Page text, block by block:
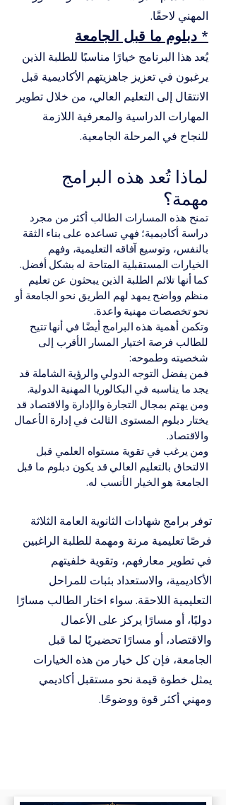
المهني لاحقًا.
* دبلوم ما قبل الجامعة
يُعد هذا البرنامج خيارًا مناسبًا للطلبة الذين
يرغبون في تعزيز جاهزيتهم الأكاديمية قبل
الانتقال إلى التعليم العالي، من خلال تطوير
المهارات الدراسية والمعرفية اللازمة
للنجاح في المرحلة الجامعية.
لماذا تُعد هذه البرامج
مهمة؟
تمنح هذه المسارات الطالب أكثر من مجرد
دراسة أكاديمية؛ فهي تساعده على بناء الثقة
بالنفس، وتوسيع آفاقه التعليمية، وفهم
الخيارات المستقبلية المتاحة له بشكل أفضل.
كما أنها تلائم الطلبة الذين يبحثون عن تعليم
منظم وواضح يمهد لهم الطريق نحو الجامعة أو
نحو تخصصات مهنية واعدة.
وتكمن أهمية هذه البرامج أيضًا في أنها تتيح
للطالب فرصة اختيار المسار الأقرب إلى
شخصيته وطموحه:
فمن يفضل التوجه الدولي والرؤية الشاملة قد
يجد ما يناسبه في البكالوريا المهنية الدولية.
ومن يهتم بمجال التجارة والإدارة والاقتصاد قد
يختار دبلوم المستوى الثالث في إدارة الأعمال
والاقتصاد.
ومن يرغب في تقوية مستواه العلمي قبل
الالتحاق بالتعليم العالي قد يكون دبلوم ما قبل
الجامعة هو الخيار الأنسب له.
توفر برامج شهادات الثانوية العامة الثلاثة
فرصًا تعليمية مرنة ومهمة للطلبة الراغبين
في تطوير معارفهم، وتقوية خلفيتهم
الأكاديمية، والاستعداد بثبات للمراحل
التعليمية اللاحقة. سواء اختار الطالب مسارًا
دوليًا، أو مسارًا يركز على الأعمال
والاقتصاد، أو مسارًا تحضيريًا لما قبل
الجامعة، فإن كل خيار من هذه الخيارات
يمثل خطوة قيمة نحو مستقبل أكاديمي
ومهني أكثر قوة ووضوحًا.